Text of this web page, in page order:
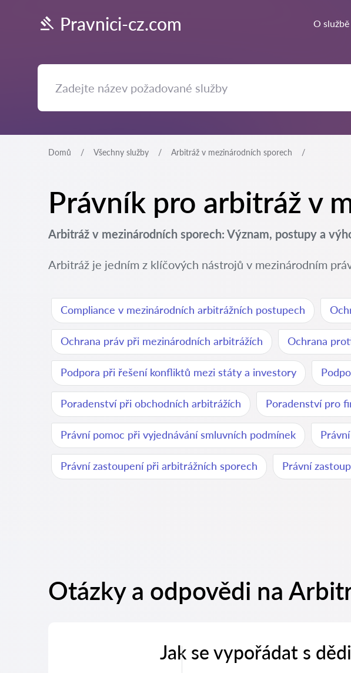
Pravnici-cz.com O službě
Domů Všechny služby Arbitráž v mezinárodních sporech
Právník pro arbitráž v
Arbitráž v mezinárodních sporech: Význam, postupy a
Arbitráž je jedním z klíčových nástrojů v mezinárodním
Compliance v mezinárodních arbitrážních postupech
Ochrana práv při mezinárodních arbitrážích Ochrana
Podpora při řešení konfliktů mezi státy a investory
Poradenství při obchodních arbitrážích Poradenství pro
Právní pomoc při vyjednávání smluvních podmínek
Právní zastoupení při arbitrážních sporech Právní
Otázky a odpovědi na
Jak se vypořádat s